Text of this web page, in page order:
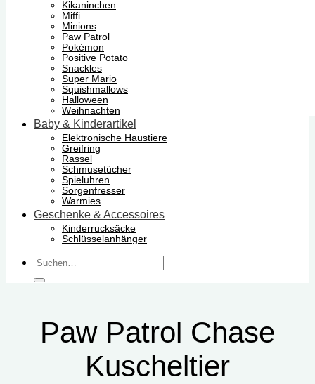
Kikaninchen
Miffi
Minions
Paw Patrol
Pokémon
Positive Potato
Snackles
Super Mario
Squishmallows
Halloween
Weihnachten
Baby & Kinderartikel
Elektronische Haustiere
Greifring
Rassel
Schmusetücher
Spieluhren
Sorgenfresser
Warmies
Geschenke & Accessoires
Kinderrucksäcke
Schlüsselanhänger
Suchen
nach:
Paw Patrol Chase
Kuscheltier